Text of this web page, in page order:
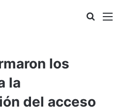
Buscar
los
la
del acceso